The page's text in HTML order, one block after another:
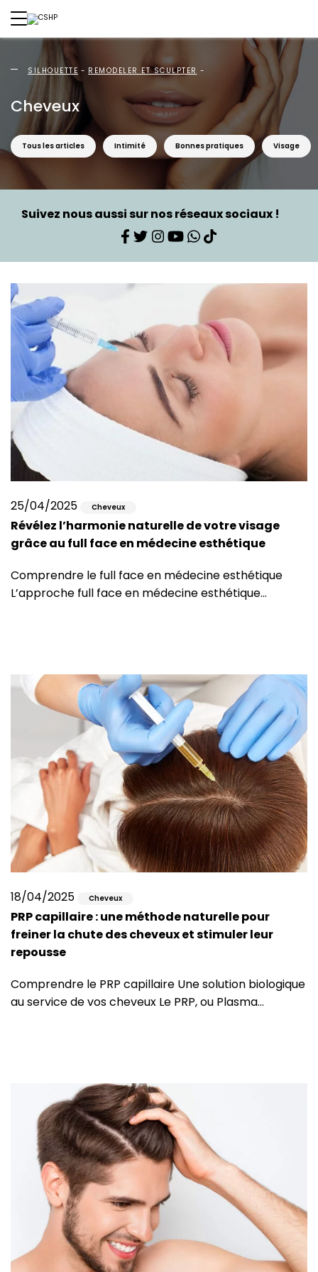
SILHOUETTE REMODELER ET SCULPTER
Cheveux
Tous les articles Intimité Bonnes pratiques Visage
Suivez nous aussi sur nos réseaux sociaux !
Facebook
Twitter
Instagram
YouTube
WhatsApp
TikTok
25/04/2025 Cheveux
Révélez l’harmonie naturelle de votre visage
grâce au full face en médecine esthétique
Comprendre le full face en médecine esthétique
L’approche full face en médecine esthétique…
18/04/2025 Cheveux
PRP capillaire : une méthode naturelle pour
freiner la chute des cheveux et stimuler leur
repousse
Comprendre le PRP capillaire Une solution biologique
au service de vos cheveux Le PRP, ou Plasma…